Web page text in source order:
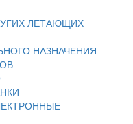
ЛЕТАЮЩИХ
НАЗНАЧЕНИЯ